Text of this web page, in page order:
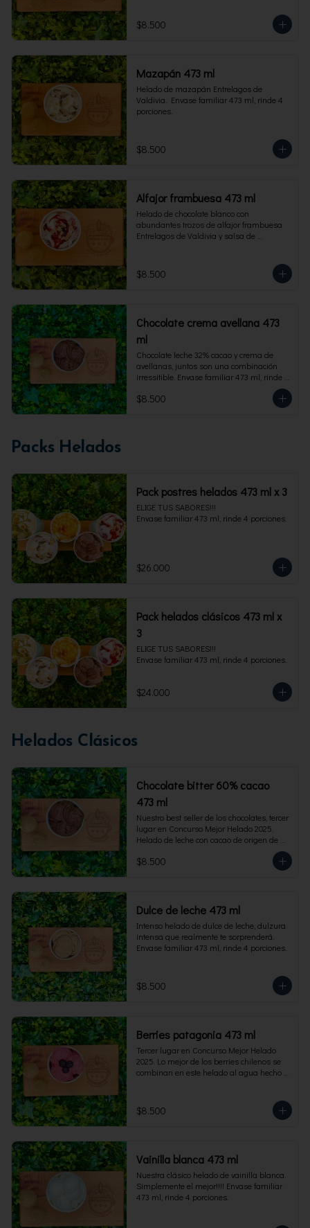
$8.500
Mazapán 473 ml
Helado de mazapán Entrelagos de
Valdivia.  Envase familiar 473 ml, rinde 4
porciones.
$8.500
Alfajor frambuesa 473 ml
Helado de chocolate blanco con
abundantes trozos de alfajor frambuesa
Entrelagos de Valdivia y salsa de
$8.500
Chocolate crema avellana 473
ml
Chocolate leche 32% cacao y crema de
avellanas, juntos son una combinación
irressitible. Envase familiar 473 ml, rinde 4
$8.500
Packs Helados
Pack postres helados 473 ml x 3
ELIGE TUS SABORES!!!
Envase familiar 473 ml, rinde 4 porciones.
$26.000
Pack helados clásicos 473 ml x
3
ELIGE TUS SABORES!!!
Envase familiar 473 ml, rinde 4 porciones.
$24.000
Helados Clásicos
Chocolate bitter 60% cacao
473 ml
Nuestro best seller de los chocolates, tercer
lugar en Concurso Mejor Helado 2025.
Helado de leche con cacao de origen de
intensidad al 60%. Envase familiar 473 ml,
rinde 4  porciones.
$8.500
Dulce de leche 473 ml
Intenso helado de dulce de leche, dulzura
intensa que realmente te sorprenderá.
Envase familiar 473 ml, rinde 4 porciones.
$8.500
Berries patagonia 473 ml
Tercer lugar en Concurso Mejor Helado
2025. Lo mejor de los berries chilenos se
combinan en este helado al agua hecho
473 ml. Rinde 4 porciones.
$8.500
Vainilla blanca 473 ml
Nuestra clásico helado de vainilla blanca.
Simplemente el mejor!!!! Envase familiar
473 ml, rinde 4 porciones.